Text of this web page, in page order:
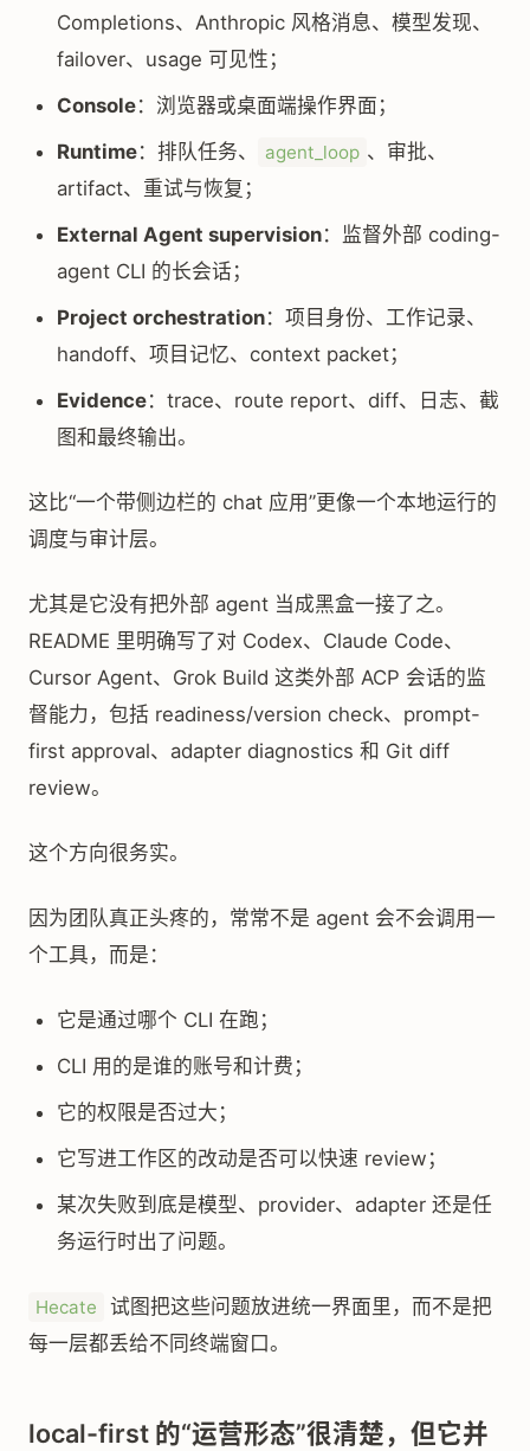
Completions、Anthropic 风格消息、模型发现、
failover、usage 可见性；
Console：浏览器或桌面端操作界面；
Runtime：排队任务、 agent_loop 、审批、
artifact、重试与恢复；
External Agent supervision：监督外部 coding-
agent CLI 的长会话；
Project orchestration：项目身份、工作记录、
handoff、项目记忆、context packet；
Evidence：trace、route report、diff、日志、截
图和最终输出。
这比“一个带侧边栏的 chat 应用”更像一个本地运行的
调度与审计层。
尤其是它没有把外部 agent 当成黑盒一接了之。
README 里明确写了对 Codex、Claude Code、
Cursor Agent、Grok Build 这类外部 ACP 会话的监
督能力，包括 readiness/version check、prompt-
first approval、adapter diagnostics 和 Git diff
review。
这个方向很务实。
因为团队真正头疼的，常常不是 agent 会不会调用一
个工具，而是：
它是通过哪个 CLI 在跑；
CLI 用的是谁的账号和计费；
它的权限是否过大；
它写进工作区的改动是否可以快速 review；
某次失败到底是模型、provider、adapter 还是任
务运行时出了问题。
Hecate
试图把这些问题放进统一界面里，而不是把
每一层都丢给不同终端窗口。
local-first 的“运营形态”很清楚，但它并